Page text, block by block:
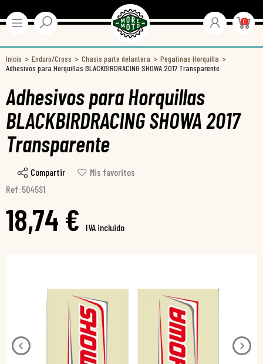
0
Inicio Enduro/Cross Chasis parte delantera
Pegatinas Horquilla
Adhesivos para Horquillas BLACKBIRDRACING SHOWA 2017 Transparente
Adhesivos para Horquillas
BLACKBIRDRACING SHOWA 2017
Transparente
Compartir
Mis favoritos
Ref: 5045S1
18,74 € IVA incluido